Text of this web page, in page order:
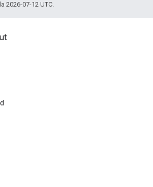
2026-07-12 UTC.